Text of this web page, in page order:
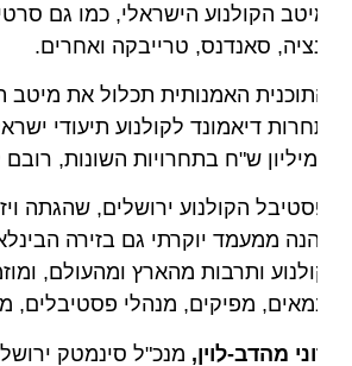
הקולנוע הישראלי, כמו גם סרטים
סאנדנס, טרייבקה ואחרים.
האמנותית תכלול את מיטב
דיאמונד לקולנוע תיעודי
ש"ח בתחרויות השונות, רובם
הקולנוע ירושלים, שהגתה
ותרבות מהארץ ומהעולם,
מפיקים, מנהלי פסטיבלים, מנהלי
מהדב-לוין,מנכ"ל סינמטק ירושלים